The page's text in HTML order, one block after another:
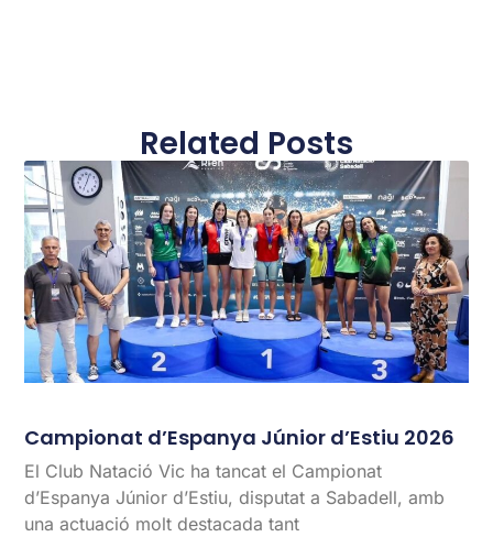
Related Posts
Campionat d’Espanya Júnior d’Estiu 2026
El Club Natació Vic ha tancat el Campionat
d’Espanya Júnior d’Estiu, disputat a Sabadell, amb
una actuació molt destacada tant